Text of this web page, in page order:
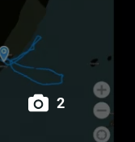
2